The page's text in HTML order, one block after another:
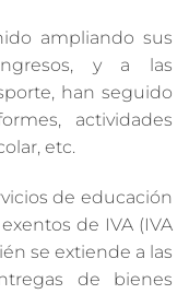
ampliando sus
y a las
han seguido
actividades
etc.
de educación
de IVA (IVA
se extiende a las
de bienes